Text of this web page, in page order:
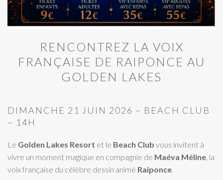
RENCONTREZ LA VOIX
FRANÇAISE DE RAIPONCE AU
GOLDEN LAKES
DIMANCHE 21 JUIN 2026 – BEACH CLUB
– 14H
Le Golden Lakes Resort et le Beach Club vous invitent à
vivre un moment magique en compagnie de Maéva Méline , la
voix française du célèbre dessin animé Raiponce